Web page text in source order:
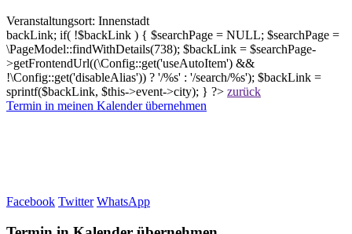
Veranstaltungsort: Innenstadt
backLink; if( !$backLink ) { $searchPage = NULL; $searchPage =
\PageModel::findWithDetails(738); $backLink = $searchPage-
>getFrontendUrl((\Config::get('useAutoItem') &&
!\Config::get('disableAlias')) ? '/%s' : '/search/%s'); $backLink =
sprintf($backLink, $this->event->city); } ?> zurück
Termin in meinen Kalender übernehmen
Facebook Twitter WhatsApp